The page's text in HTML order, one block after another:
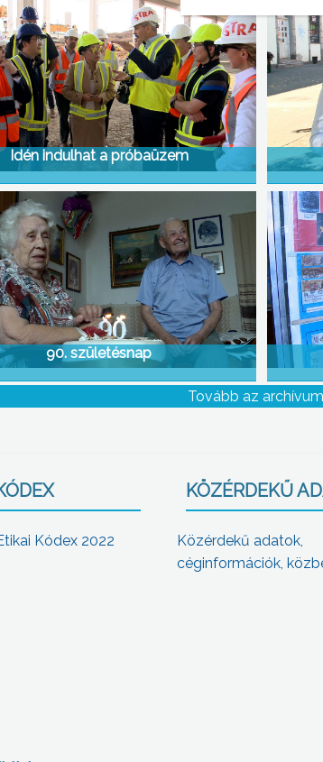
Idén indulhat a próbaüzem
90. születésnap
Tovább az
Kódex 2022
KÖZÉRDEKŰ
Közérdekű adatok,
céginformációk,